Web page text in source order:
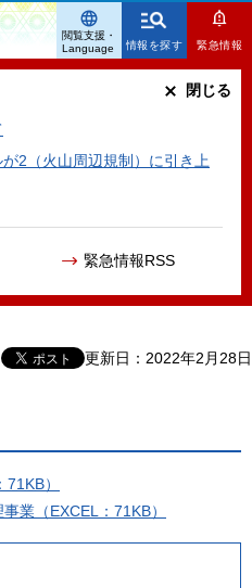
情報を探す 緊急情報
2（火山周辺規制）に引き上
緊急情報RSS
閉じる
閲覧支援・
Language
更新日：2022年2月28日
）
業（EXCEL：71KB）